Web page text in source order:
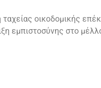
οικοδομικής
εμπιστοσύνης στο